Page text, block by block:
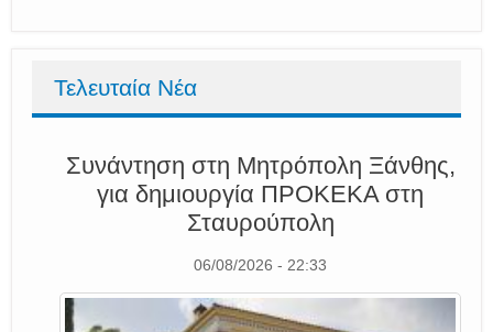
Τελευταία Νέα
Συνάντηση στη Μητρόπολη Ξάνθης,
για δημιουργία ΠΡΟΚΕΚΑ στη
Σταυρούπολη
06/08/2026 - 22:33